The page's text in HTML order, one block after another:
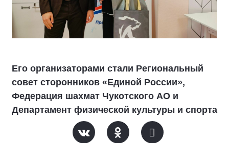
Его организаторами стали Региональный
совет сторонников «Единой России»,
Федерация шахмат Чукотского АО и
Департамент физической культуры и спорта